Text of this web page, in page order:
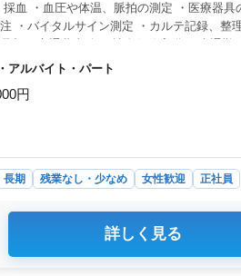
血 ・血圧や体温、脈拍の測定 ・医療器具
・バイタルサイン測定 ・カルテ記録、整
に育てていきませんか？ ＼まずはお気軽に
アルバイト・パート
円
長期 残業なし・少なめ 女性歓迎
正社員
通勤可で、通勤時間のストレスも軽減で
詳しく見る